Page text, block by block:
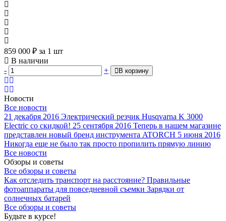
859 000 ₽ за 1 шт
В наличии
-
+ В корзину
Новости
Все новости
21 декабря 2016 Электрический резчик Husqvarna K 3000
Electric со скидкой! 25 сентября 2016 Теперь в нашем магазине
представлен новый бренд инструмента ATORCH 5 июня 2016
Никогда еще не было так просто пропилить прямую линию
Все новости
Обзоры и советы
Все обзоры и советы
Как отследить транспорт на расстояние? Правильные
фотоаппараты для повседневной съемки Зарядки от
солнечных батарей
Все обзоры и советы
Будьте в курсе!